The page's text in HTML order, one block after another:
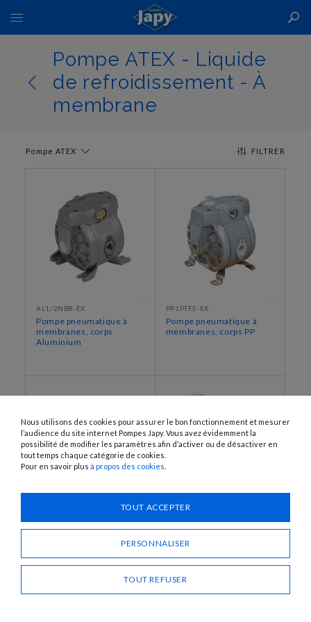
Basculer
la
navigationPompe ATEX - Liquide
de refroidissement - À
membrane
FILTRER
Pompe ATEX
AL1/2NBR-EX
Pompe pneumatique à
membranes, corps
Aluminium
PP1PTFE-EX
Pompe pneumatique à
membranes, corps PP
Pompe pneumatique à
Pompe pneumatique à
membranes, corps PP
Nous utilisons des cookies pour assurer le bon fonctionnement et mesurer
l’audience du site internet Pompes Japy. Vous avez évidemment la
possibilité de modifier les paramètres afin d’activer ou de désactiver en
tout temps chaque catégorie de cookies.
Pour en savoir plus à propos des cookies
TOUT ACCEPTER
PERSONNALISER
TOUT REFUSER